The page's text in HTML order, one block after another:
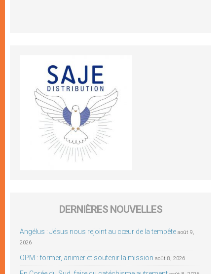
DERNIÈRES NOUVELLES
Angélus : Jésus nous rejoint au cœur de la tempête août 9,
2026
OPM : former, animer et soutenir la mission août 8, 2026